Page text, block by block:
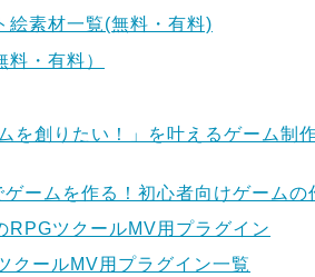
絵素材一覧(無料・有料)
・有料）
を創りたい！」を叶えるゲーム制
ームを作る！初心者向けゲームの
RPGツクールMV用プラグイン
クールMV用プラグイン一覧